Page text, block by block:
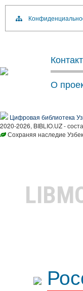
О
Цифровая библиотека
2020-2026, BIBLIO.UZ -
Сохраняя наследие